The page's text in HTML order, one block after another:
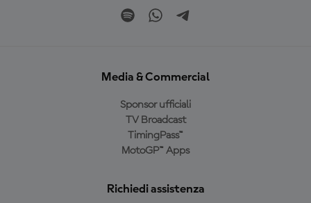
Media & Commercial
Sponsor ufficiali
TV Broadcast
TimingPass™
MotoGP™ Apps
Richiedi assistenza